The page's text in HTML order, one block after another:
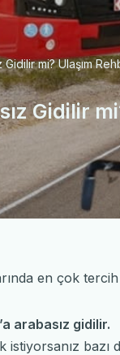
Gidilir mi? Ulaşım
Gidilir
en çok
arabasız gidilir.
bazı